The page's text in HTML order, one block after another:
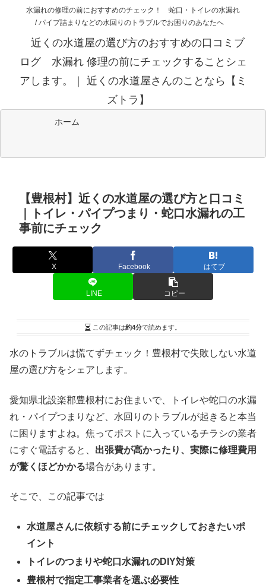
水漏れの修理の前におすすめのチェック！ 蛇口・トイレの水漏れ
/ パイプ詰まりなどの水回りのトラブルでお困りのあなたへ
近くの水道屋の選び方のおすすめの口コミブ
ログ 水漏れ 修理の前にチェックすることシェ
アします。｜ 近くの水道屋さんのことなら【ミ
ズトラ】
ホーム
【豊根村】近くの水道屋の選び方と口コミ
｜トイレ・パイプつまり・蛇口水漏れの工
事前にチェック
X Facebook はてブ
LINE コピー
この記事は約4分で読めます。
水のトラブルは慌てずチェック！豊根村で失敗しない水道
屋の選び方をシェアします。
愛知県北設楽郡豊根村にお住まいで、トイレや蛇口の水漏
れ・パイプつまりなど、水回りのトラブルが起きると本当
に困りますよね。焦ってポストに入っているチラシの業者
にすぐ電話すると、 出張費が高かったり、実際に修理費用
が驚くほどかかる場合があります。
そこで、この記事では
水道屋さんに依頼する前にチェックしておきたいポ
イント
トイレのつまりや蛇口水漏れのDIY対策
豊根村で指定工事業者を選ぶ必要性